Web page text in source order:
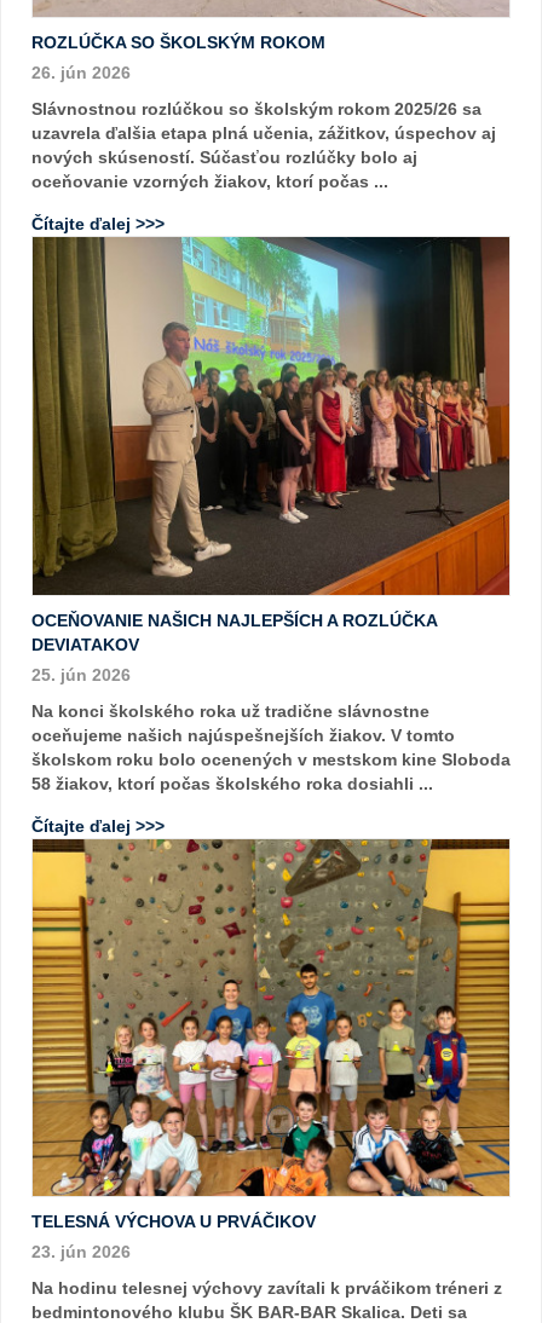
ROZLÚČKA SO ŠKOLSKÝM ROKOM
26. jún 2026
Slávnostnou rozlúčkou so školským rokom 2025/26 sa
uzavrela ďalšia etapa plná učenia, zážitkov, úspechov aj
nových skúseností. Súčasťou rozlúčky bolo aj
oceňovanie vzorných žiakov, ktorí počas ...
Čítajte ďalej >>>
OCEŇOVANIE NAŠICH NAJLEPŠÍCH A ROZLÚČKA
DEVIATAKOV
25. jún 2026
Na konci školského roka už tradične slávnostne
oceňujeme našich najúspešnejších žiakov. V tomto
školskom roku bolo ocenených v mestskom kine Sloboda
58 žiakov, ktorí počas školského roka dosiahli ...
Čítajte ďalej >>>
TELESNÁ VÝCHOVA U PRVÁČIKOV
23. jún 2026
Na hodinu telesnej výchovy zavítali k prváčikom tréneri z
bedmintonového klubu ŠK BAR-BAR Skalica. Deti sa